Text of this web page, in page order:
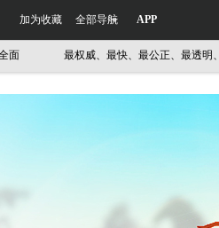
加为收藏 全部导航 APP
最权威、最快、最公正、最透明、最